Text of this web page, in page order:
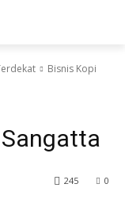
Bisnis Kopi
0
245